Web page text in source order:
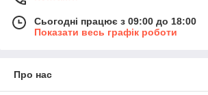
Сьогодні працює з 09:00 до 18:00
Показати весь графік роботи
Про нас